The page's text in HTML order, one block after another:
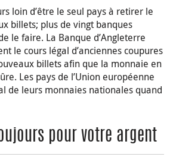
loin d’être le seul pays à retirer le
billets; plus de vingt banques
le faire. La Banque d’Angleterre
le cours légal d’anciennes coupures
billets afin que la monnaie en
Les pays de l’Union européenne
de leurs monnaies nationales quand
pour votre argent